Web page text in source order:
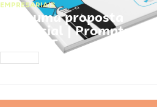
EMPRESARIAIS
Faça uma proposta
comercial | Prompts
ChatGPT